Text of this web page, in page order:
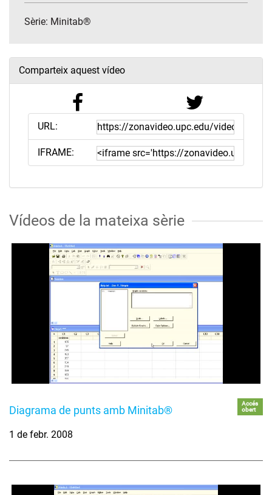
Sèrie: Minitab®
Comparteix aquest vídeo
URL:
IFRAME:
Vídeos de la mateixa sèrie
Diagrama de punts amb Minitab®
Accés
obert
1 de febr. 2008